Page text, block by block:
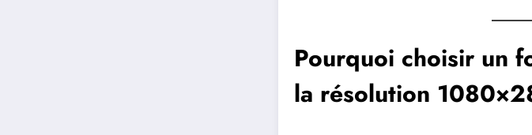
Pourquoi choisir un
la résolution